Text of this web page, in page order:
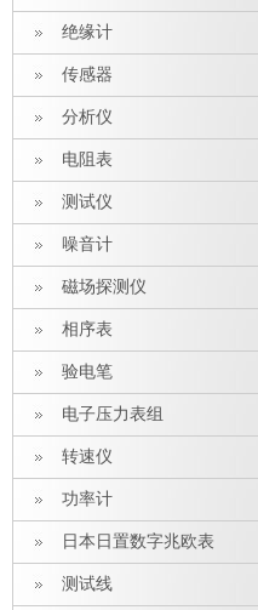
绝缘计
传感器
分析仪
电阻表
测试仪
噪音计
磁场探测仪
相序表
验电笔
电子压力表组
转速仪
功率计
日本日置数字兆欧表
测试线